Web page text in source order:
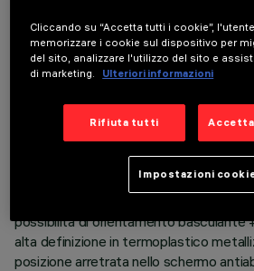
ULTIMO AGGIORNAMENTO: 07/08/2026
Apparecchio rettangolare ad incasso
strutturale in lamiera di acciaio
perimetrale di battuta. I due elementi
luminose, realizzati in alluminio
possibilità di orientamento basculante
alta definizione in termoplastico
posizione arretrata nello schermo
Cliccando su “Accetta tutti i cookie”,
memorizzare i cookie sul dispositivo per
del sito, analizzare l'utilizzo del sito e
di marketing.
Ulteriori informazioni
Rifiuta tutti
Impostazioni